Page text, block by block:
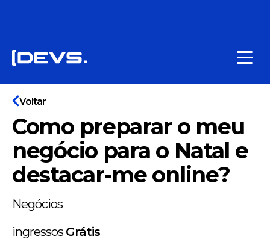
Voltar
Como preparar o meu
negócio para o Natal e
destacar-me online?
Negócios
ingressos Grátis